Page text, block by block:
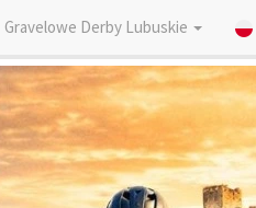
Gravelowe Derby Lubuskie